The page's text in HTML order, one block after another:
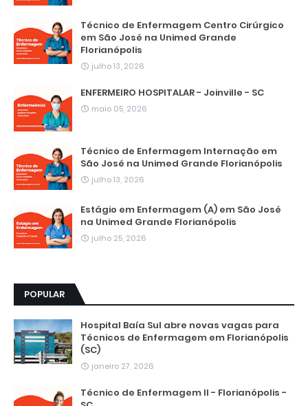
Técnico de Enfermagem Centro Cirúrgico
em São José na Unimed Grande
Florianópolis
julho 13, 2026
ENFERMEIRO HOSPITALAR - Joinville - SC
maio 05, 2026
Técnico de Enfermagem Internação em
São José na Unimed Grande Florianópolis
julho 13, 2026
Estágio em Enfermagem (A) em São José
na Unimed Grande Florianópolis
julho 25, 2026
POPULAR
Hospital Baía Sul abre novas vagas para
Técnicos de Enfermagem em Florianópolis
(SC)
janeiro 27, 2026
Técnico de Enfermagem II - Florianópolis -